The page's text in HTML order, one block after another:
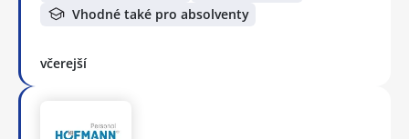
Vhodné také pro absolventy
včerejší